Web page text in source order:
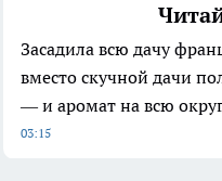
Засадила всю дачу
вместо скучной дачи
— и аромат на всю
03:15